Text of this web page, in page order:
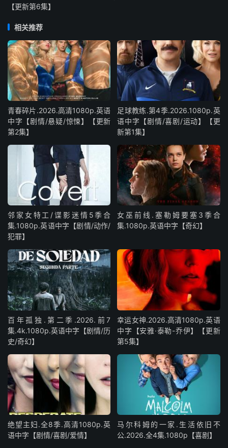
【更新第6集】
相关推荐
青春碎片.2026.高清1080p.英语
中字【剧情/悬疑/惊悚】【更新
第2集】
足球教练.第4季.2026.1080p.英
语中字【剧情/喜剧/运动】【更
新第1集】
邻家女特工/谍影迷情5季合
集.1080p.英语中字【剧情/动作/
犯罪】
女巫前线.塞勒姆要塞3季合
集.1080p.英语中字【奇幻】
百年孤独.第二季.2026.前7
集.4k.1080p.英语中字【剧情/历
史/奇幻】
幸运女神.2026.高清1080p.英语
中字【安雅·泰勒-乔伊】【更新
第5集】
绝望主妇.全8季.高清1080p.英
语中字【剧情/喜剧/爱情】
马尔科姆的一家.生活依旧不
公.2026.全4集.1080p【喜剧】